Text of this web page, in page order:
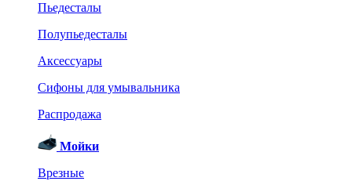
Пьедесталы
Полупьедесталы
Аксессуары
Сифоны для умывальника
Распродажа
Мойки
Врезные